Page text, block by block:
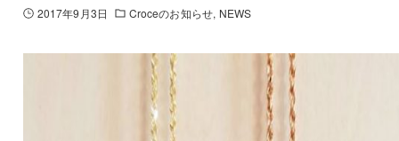
2017年9月3日 Croceのお知らせ NEWS